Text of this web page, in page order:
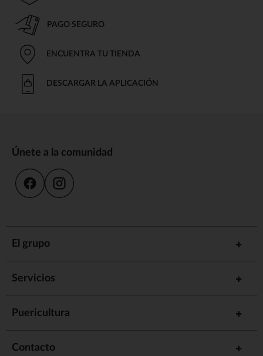
PAGO SEGURO
ENCUENTRA TU TIENDA
DESCARGAR LA APLICACIÓN
Únete a la comunidad
El grupo
Servicios
Puericultura
Contacto